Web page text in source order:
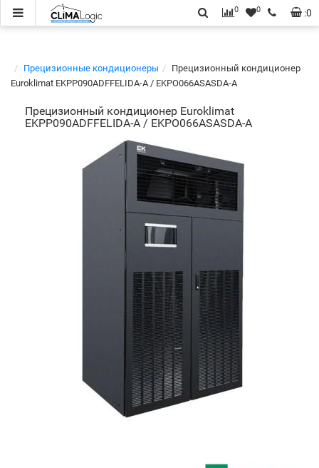
:0
0 0
Прецизионные кондиционеры
Прецизионный кондиционер
Euroklimat EKPP090ADFFELIDA-A / EKPO066ASASDA-A
Прецизионный кондиционер Euroklimat
EKPP090ADFFELIDA-A / EKPO066ASASDA-A